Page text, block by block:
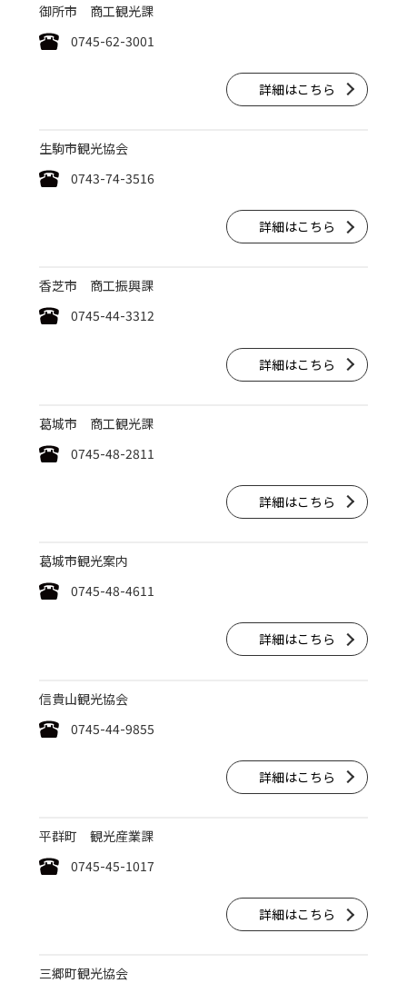
御所市 商工観光課
0745-62-3001
詳細はこちら
生駒市観光協会
0743-74-3516
詳細はこちら
香芝市 商工振興課
0745-44-3312
詳細はこちら
葛城市 商工観光課
0745-48-2811
詳細はこちら
葛城市観光案内
0745-48-4611
詳細はこちら
信貴山観光協会
0745-44-9855
詳細はこちら
平群町 観光産業課
0745-45-1017
詳細はこちら
三郷町観光協会